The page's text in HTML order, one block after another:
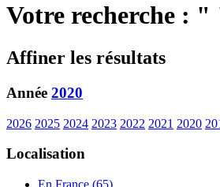
Votre recherche : "
Affiner les résultats
Année 2020
2026 2025 2024 2023 2022 2021 2020
Localisation
En France (65)